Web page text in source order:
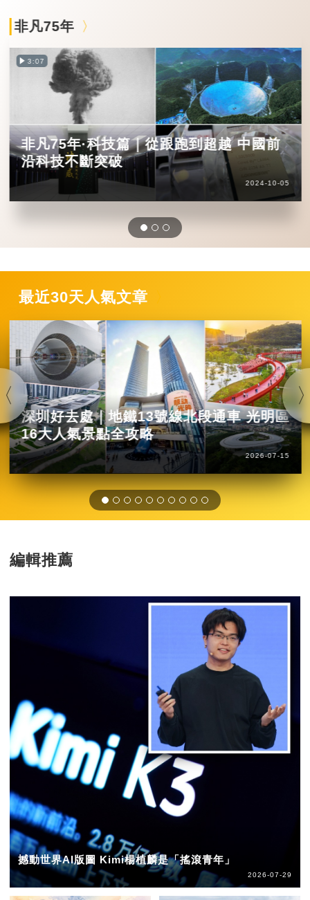
非凡75年
3:07
非凡75年·科技篇｜從跟跑到超越 中國前
沿科技不斷突破
2024-10-05
最近30天人氣文章
深圳好去處｜地鐵13號線北段通車 光明區
16大人氣景點全攻略
2026-07-15
編輯推薦
撼動世界AI版圖 Kimi楊植麟是「搖滾青年」
2026-07-29